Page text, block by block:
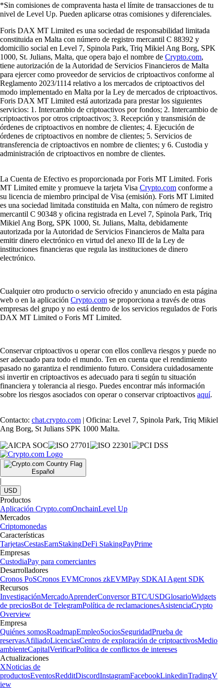
*Sin comisiones de compraventa hasta el límite de transacciones de tu
nivel de Level Up. Pueden aplicarse otras comisiones y diferenciales.
Foris DAX MT Limited es una sociedad de responsabilidad limitada
constituida en Malta con número de registro mercantil C 88392 y
domicilio social en Level 7, Spinola Park, Triq Mikiel Ang Borg, SPK
1000, St. Julians, Malta, que opera bajo el nombre de Crypto.com,
tiene autorización de la Autoridad de Servicios Financieros de Malta
para ejercer como proveedor de servicios de criptoactivos conforme al
Reglamento 2023/1114 relativo a los mercados de criptoactivos del
modo implementado en Malta por la Ley de mercados de criptoactivos.
Foris DAX MT Limited está autorizada para prestar los siguientes
servicios: 1. Intercambio de criptoactivos por fondos; 2. Intercambio de
criptoactivos por otros criptoactivos; 3. Recepción y transmisión de
órdenes de criptoactivos en nombre de clientes; 4. Ejecución de
órdenes de criptoactivos en nombre de clientes; 5. Servicios de
transferencia de criptoactivos en nombre de clientes; y 6. Custodia y
administración de criptoactivos en nombre de clientes.
La Cuenta de Efectivo es proporcionada por Foris MT Limited. Foris
MT Limited emite y promueve la tarjeta Visa Crypto.com conforme a
su licencia de miembro principal de Visa (emisión). Foris MT Limited
es una sociedad limitada constituida en Malta, con número de registro
mercantil C 90348 y oficina registrada en Level 7, Spinola Park, Triq
Mikiel Ang Borg, SPK 1000, St. Julians, Malta, debidamente
autorizada por la Autoridad de Servicios Financieros de Malta para
emitir dinero electrónico en virtud del anexo III de la Ley de
instituciones financieras que regula las instituciones de dinero
electrónico.
Cualquier otro producto o servicio ofrecido y anunciado en esta página
web o en la aplicación Crypto.com se proporciona a través de otras
empresas del grupo y no está dentro de los servicios regulados de Foris
DAX MT Limited o Foris MT Limited.
Conservar criptoactivos u operar con ellos conlleva riesgos y puede no
ser adecuado para todo el mundo. Ten en cuenta que el rendimiento
pasado no garantiza el rendimiento futuro. Considera cuidadosamente
si invertir en criptoactivos es adecuado para ti según tu situación
financiera y tolerancia al riesgo. Puedes encontrar más información
sobre los riesgos asociados con operar o conservar criptoactivos aquí.
Contacto: chat.crypto.com | Oficina: Level 7, Spinola Park, Triq Mikiel
Ang Borg, St Julians SPK 1000 Malta.
Español
|
USD
Productos
Aplicación Crypto.comOnchainLevel Up
Mercados
Criptomonedas
Características
TarjetasCestasEarnStakingDeFi StakingPayPrime
Empresas
CustodiaPay para comerciantes
Desarrolladores
Cronos PoSCronos EVMCronos zkEVMPay SDKAI Agent SDK
Recursos
InvestigaciónMercadoAprenderConversor BTC/USDGlosarioWidgets
de preciosBot de TelegramPolítica de reclamacionesAsistenciaCrypto
Overview
Empresa
Quiénes somosRoadmapEmpleoSociosSeguridadPrueba de
reservasAfiliadoLicenciasCentro de exploración de criptoactivosMedio
ambienteCapitalVerificarPolítica de conflictos de intereses
Actualizaciones
XNoticias de
productosEventosRedditDiscordInstagramFacebookLinkedinTradingV
iew